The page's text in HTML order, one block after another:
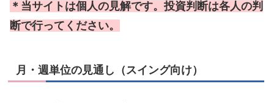
＊当サイトは個人の見解です。投資判断は各人の判
断で行ってください。
月・週単位の見通し（スイング向け）